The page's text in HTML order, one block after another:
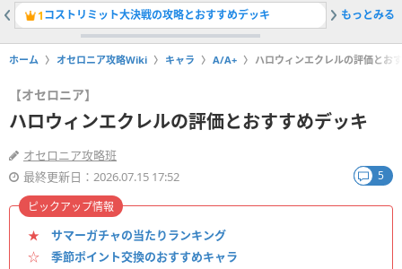
1コストリミット大決戦の攻略とおすすめデッキ 2最強デ
もっとみる
ホーム オセロニア攻略Wiki キャラ A/A+ ハロウィンエクレルの評価とお
【オセロニア】
ハロウィンエクレルの評価とおすすめデッキ
オセロニア攻略班
最終更新日：2026.07.15 17:52
5
★ サマーガチャの当たりランキング
☆ 季節ポイント交換のおすすめキャラ
ピックアップ情報